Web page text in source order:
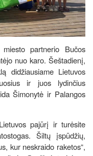
partnerio Bučos
nuo karo. Šeštadienį,
didžiausiame Lietuvos
ir juos lydinčius
Šimonytė ir Palangos
pajūrį ir turėsite
Šiltų įspūdžių,
kur neskraido raketos“,